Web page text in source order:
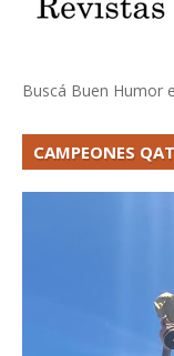
Buscá Buen Humor
CAMPEONES